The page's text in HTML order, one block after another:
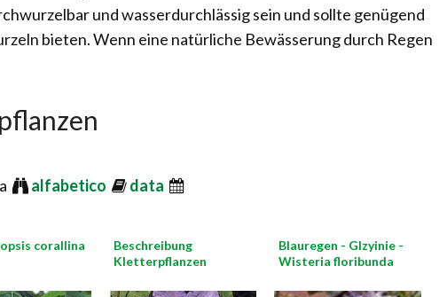
und wasserdurchlässig sein und sollte genügend
bieten. Wenn eine natürliche Bewässerung durch Regen
alfabetico data
corallina
Beschreibung
Kletterpflanzen
Blauregen - Glzyinie -
Wisteria floribunda